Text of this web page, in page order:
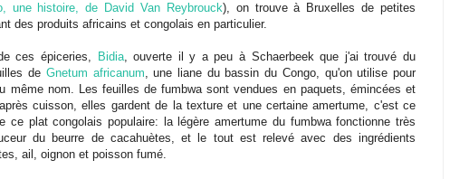
une histoire, de David Van Reybrouck), on trouve à Bruxelles de petites
des produits africains et congolais en particulier.
ces épiceries, Bidia, ouverte il y a peu à Schaerbeek que j'ai trouvé du
de Gnetum africanum, une liane du bassin du Congo, qu'on utilise pour
même nom. Les feuilles de fumbwa sont vendues en paquets, émincées et
cuisson, elles gardent de la texture et une certaine amertume, c'est ce
ce plat congolais populaire: la légère amertume du fumbwa fonctionne très
du beurre de cacahuètes, et le tout est relevé avec des ingrédients
ail, oignon et poisson fumé.